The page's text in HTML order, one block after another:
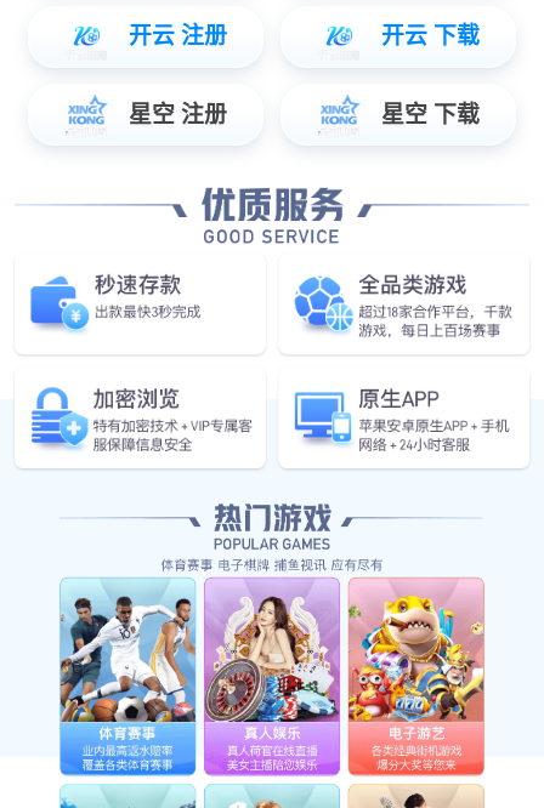
立即订阅
微信搜一搜
yabo.com智能
Copyright ? 2024 Shanghai Smart Control Co.,Ltd
沪ICP备06053922号-1
yabo.com
联系我们法律声明隐私政策网站地图
免费方案